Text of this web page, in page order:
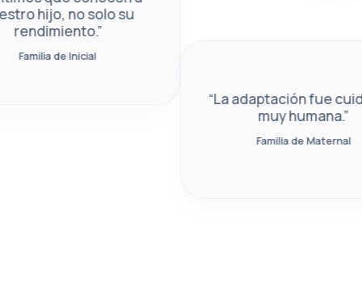
no solo su
de Inicial
“La adaptación fue cuidada y
muy humana.”
Familia de Maternal